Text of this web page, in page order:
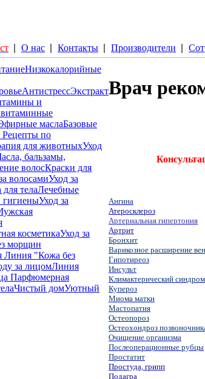
О нас Контакты Производители
Низкокалорийные
АнтистрессЭкстракт
и
маслаБазовые
Рецепты по
для животныхУход
бальзамы,
волосКраски для
волосамиУход за
телаЛечебные
гигиеныУход за
косметикаУход за
морщин
Линия "Кожа без
за лицомЛиния
Парфюмерная
Чистый домУютный
Врач
Ангина
Атеросклероз
Артериальная гипертония
Артрит
Бронхит
Варикозное расширение вен
Гипотиреоз
Инсульт
Климактерический синдром
Купероз
Миома матки
Мастопатия
Остеопороз
Остеохондроз
Очищение организма
Послеоперационные рубцы
Простатит
Простуда, грипп
Подагра